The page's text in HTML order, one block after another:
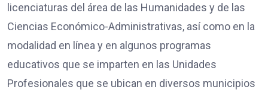
licenciaturas del área de las Humanidades y de las
Ciencias Económico-Administrativas, así como en la
modalidad en línea y en algunos programas
educativos que se imparten en las Unidades
Profesionales que se ubican en diversos municipios